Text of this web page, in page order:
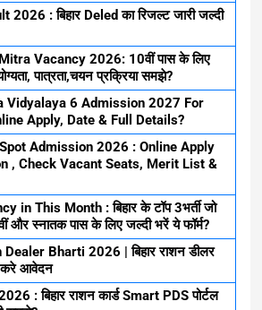
2026 : बिहार Deled का रिजल्ट जारी जल्दी
Vacancy 2026: 10वीं पास के लिए
योग्यता, पात्रता,चयन प्रक्रिया समझे?
Vidyalaya 6 Admission 2027 For
Apply, Date & Full Details?
Admission 2026 : Online Apply
, Check Vacant Seats, Merit List &
in This Month : बिहार के टॉप 3भर्ती जो
और स्नातक पास के लिए जल्दी भरें ये फॉर्म?
Bharti 2026 | बिहार राशन डीलर
करे आवेदन
: बिहार राशन कार्ड Smart PDS पोर्टल